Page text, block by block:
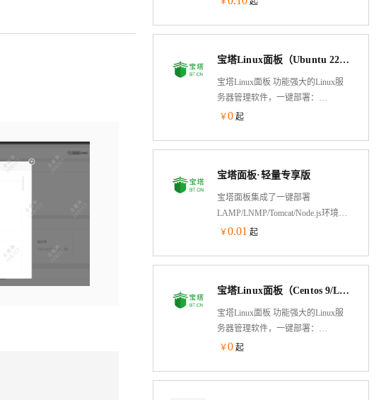
Alibaba Cloud Linux
3/Centos/Debian/Ubuntu。专注于服务
器运维效率及运维安全领域，超
注册用户使用宝塔，持续更新维护8
年，值得信赖
宝塔Linux面板（Ubuntu 22/LAMP/LNMP/Tomcat/Node.js/服务器管理）
宝塔Linux面板 功能强大的Linux服
务器管理软件，一键部署：
LAMP/LNMP/Tomcat/Node.js、网
3/Centos/Debian/Ubuntu。注于服务器
运维效率及运维安全领域，持续更
￥0 起
宝塔面板·轻量专享版
宝塔面板集成了一键部署
LAMP/LNMP/Tomcat/Node.js环境，
通过web端可视化操作，优化了建站
务器运维效率及运维安全领域，持
续更新维护8年，值得信赖。
￥0.01 起
宝塔Linux面板（Centos 9/LAMP/LNMP/Tomcat/Node.js/）
宝塔Linux面板 功能强大的Linux服
务器管理软件，一键部署：
LAMP/LNMP/Tomcat/Node.js、网
￥0 起